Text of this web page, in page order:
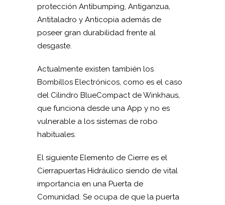
protección Antibumping, Antiganzua,
Antitaladro y Anticopia además de
poseer gran durabilidad frente al
desgaste.
Actualmente existen también los
Bombillos Electrónicos, como es el caso
del Cilindro BlueCompact de Winkhaus,
que funciona desde una App y no es
vulnerable a los sistemas de robo
habituales.
El siguiente Elemento de Cierre es el
Cierrapuertas Hidráulico siendo de vital
importancia en una Puerta de
Comunidad. Se ocupa de que la puerta